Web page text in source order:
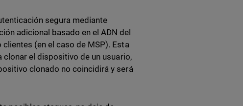
segura mediante
adicional basado en el ADN del
(en el caso de MSP). Esta
el dispositivo de un usuario,
clonado no coincidirá y será